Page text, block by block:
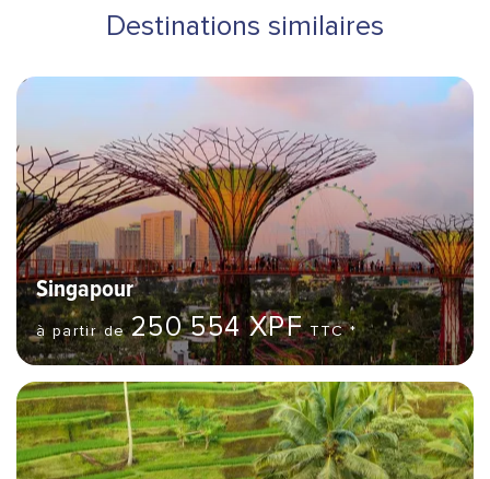
Destinations similaires
Singapour
à partir de250 554 XPFTTC *
Bannière Hero image
Bannière Hero image